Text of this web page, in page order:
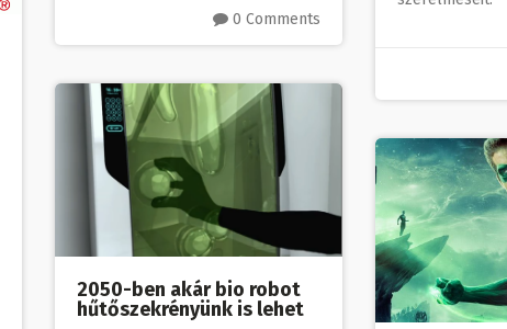
0 Comments
2050-ben akár bio robot
hűtőszekrényünk is lehet